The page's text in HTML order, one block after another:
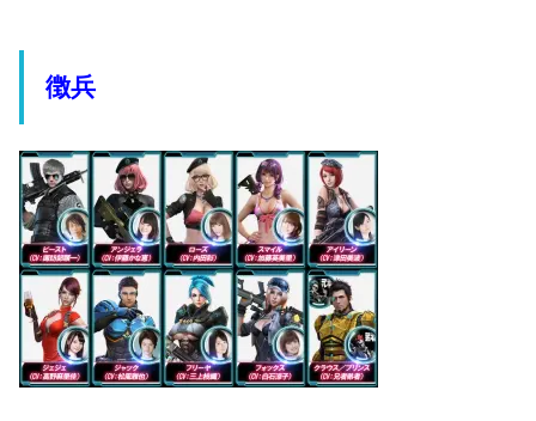
徴兵